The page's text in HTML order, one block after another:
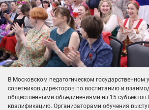
В Московском педагогическом государственном
советников директоров по воспитанию и
общественными объединениями из 15
квалификацию. Организаторами обучения